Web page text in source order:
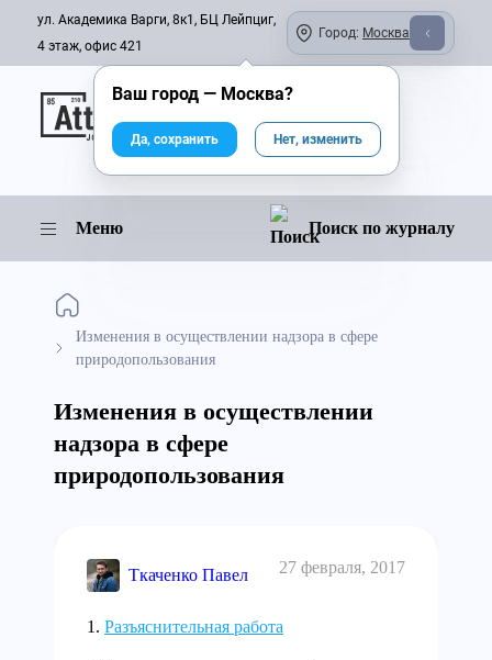
ул. Академика Варги, 8к1, БЦ Лейпциг,
4 этаж, офис 421
Город: Москва
Онлайн-журнал
Меню Поиск по журналу
Изменения в осуществлении надзора в сфере
природопользования
Изменения в осуществлении
надзора в сфере
природопользования
Ткаченко Павел 27 февраля, 2017
Разъяснительная работа
Ваш город — Москва?
Да, сохранить Нет, изменить